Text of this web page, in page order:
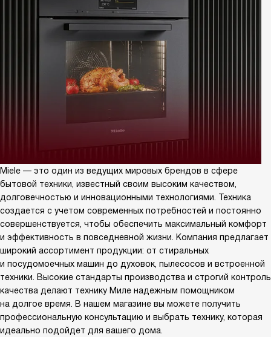
Miele — это один из ведущих мировых брендов в сфере
бытовой техники, известный своим высоким качеством,
долговечностью и инновационными технологиями. Техника
создается с учетом современных потребностей и постоянно
совершенствуется, чтобы обеспечить максимальный комфорт
и эффективность в повседневной жизни. Компания предлагает
широкий ассортимент продукции: от стиральных
и посудомоечных машин до духовок, пылесосов и встроенной
техники. Высокие стандарты производства и строгий контроль
качества делают технику Миле надежным помощником
на долгое время. В нашем магазине вы можете получить
профессиональную консультацию и выбрать технику, которая
идеально подойдет для вашего дома.